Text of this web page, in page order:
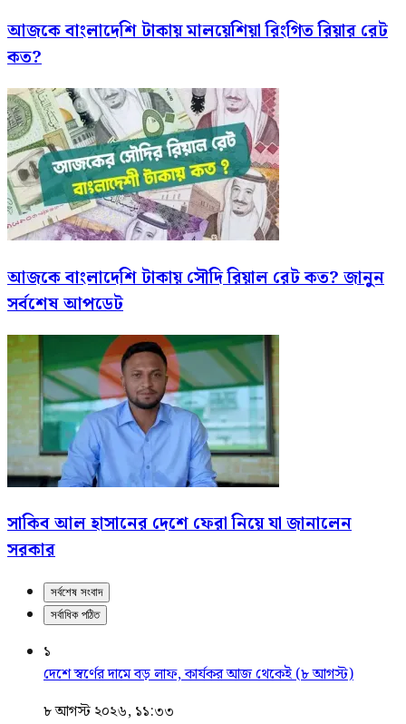
আজকে বাংলাদেশি টাকায় মালয়েশিয়া রিংগিত রিয়ার রেট
কত?
আজকে বাংলাদেশি টাকায় সৌদি রিয়াল রেট কত? জানুন
সর্বশেষ আপডেট
সাকিব আল হাসানের দেশে ফেরা নিয়ে যা জানালেন
সরকার
সর্বশেষ সংবাদ
সর্বাধিক পঠিত
১
দেশে স্বর্ণের দামে বড় লাফ, কার্যকর আজ থেকেই (৮ আগস্ট)
৮ আগস্ট ২০২৬, ১১:৩৩